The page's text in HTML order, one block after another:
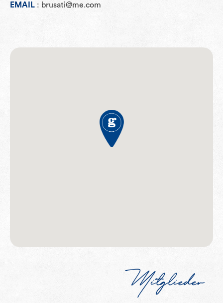
EMAIL : brusati@me.com
Mitglieder